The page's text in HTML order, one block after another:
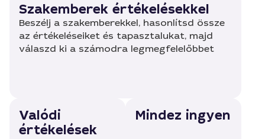
Szakemberek értékelésekkel
Beszélj a szakemberekkel, hasonlítsd össze
az értékeléseiket és tapasztalukat, majd
válaszd ki a számodra legmegfelelőbbet
Valódi
értékelések
Mindez ingyen